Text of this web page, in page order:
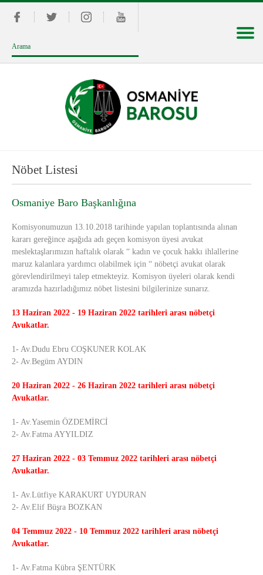
Nöbet Listesi
Osmaniye Baro Başkanlığına
Komisyonumuzun 13.10.2018 tarihinde yapılan toplantısında alınan
kararı gereğince aşağıda adı geçen komisyon üyesi avukat
meslektaşlarımızın haftalık olarak “ kadın ve çocuk hakkı ihlallerine
maruz kalanlara yardımcı olabilmek için “ nöbetçi avukat olarak
görevlendirilmeyi talep etmekteyiz. Komisyon üyeleri olarak kendi
aramızda hazırladığımız nöbet listesini bilgilerinize sunarız.
13 Haziran 2022 - 19 Haziran 2022 tarihleri arası nöbetçi
Avukatlar.
1- Av.Dudu Ebru COŞKUNER KOLAK
2- Av.Begüm AYDIN
20 Haziran 2022 - 26 Haziran 2022 tarihleri arası nöbetçi
Avukatlar.
1- Av.Yasemin ÖZDEMİRCİ
2- Av.Fatma AYYILDIZ
27 Haziran 2022 - 03 Temmuz 2022 tarihleri arası nöbetçi
Avukatlar.
1- Av.Lütfiye KARAKURT UYDURAN
2- Av.Elif Büşra BOZKAN
04 Temmuz 2022 - 10 Temmuz 2022 tarihleri arası nöbetçi
Avukatlar.
1- Av.Fatma Kübra ŞENTÜRK